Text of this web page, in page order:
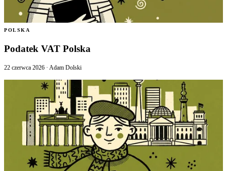
POLSKA
Podatek VAT Polska
22 czerwca 2026 · Adam Dolski